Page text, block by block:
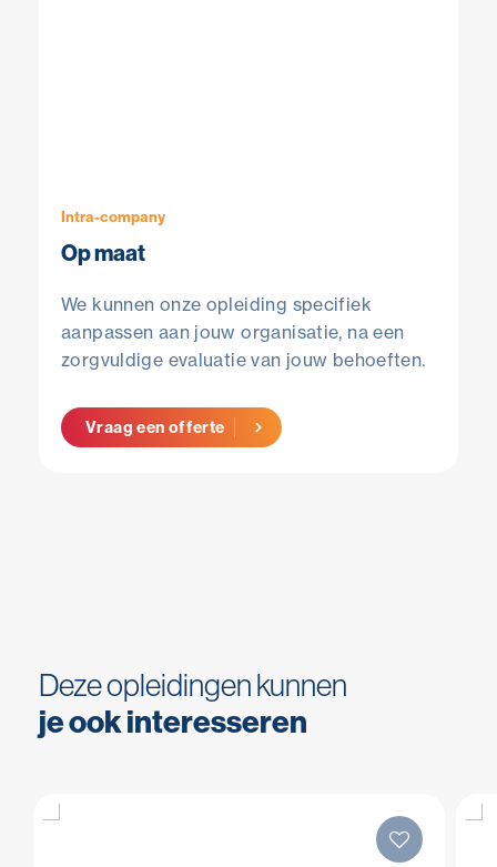
Intra-company
Op maat
We kunnen onze opleiding specifiek
aanpassen aan jouw organisatie, na een
zorgvuldige evaluatie van jouw behoeften.
Vraag een offerte
Deze opleidingen kunnen
je ook interesseren